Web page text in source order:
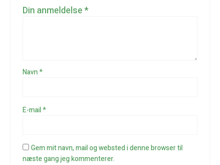
Din anmeldelse*
Navn*
E-mail*
Gem mit navn, mail og websted i denne browser til
næste gang jeg kommenterer.